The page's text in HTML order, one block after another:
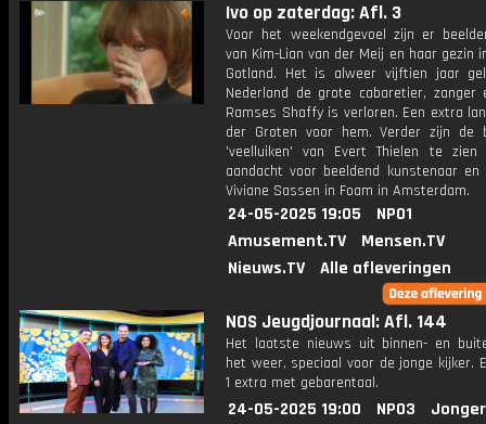
Ivo op zaterdag: Afl. 3
Voor het weekendgevoel zijn er
van Kim-Lian van der Meij en haar gezin
Gotland. Het is alweer vijftien jaar
Nederland de grote cabaretier, zanger
Ramses Shaffy is verloren. Een extra
der Groten voor hem. Verder zijn de
'veelluiken' van Evert Thielen te
aandacht voor beeldend kunstenaar
Viviane Sassen in Foam in Amsterdam.
24-05-2025 19:05
NPO1
Amusement.TV
Mensen.TV
Nieuws.TV
Alle afleveringen
NOS Jeugdjournaal: Afl. 144
Het laatste nieuws uit binnen- en
het weer, speciaal voor de jonge kijker.
1 extra met gebarentaal.
24-05-2025 19:00 NPO3